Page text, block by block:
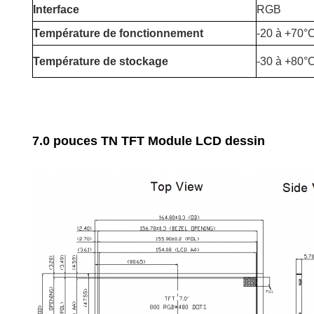
Interface
RGB
Température de fonctionnement
-20 à
Température de stockage -30 à
7.0 pouces TN TFT Module LCD dessin